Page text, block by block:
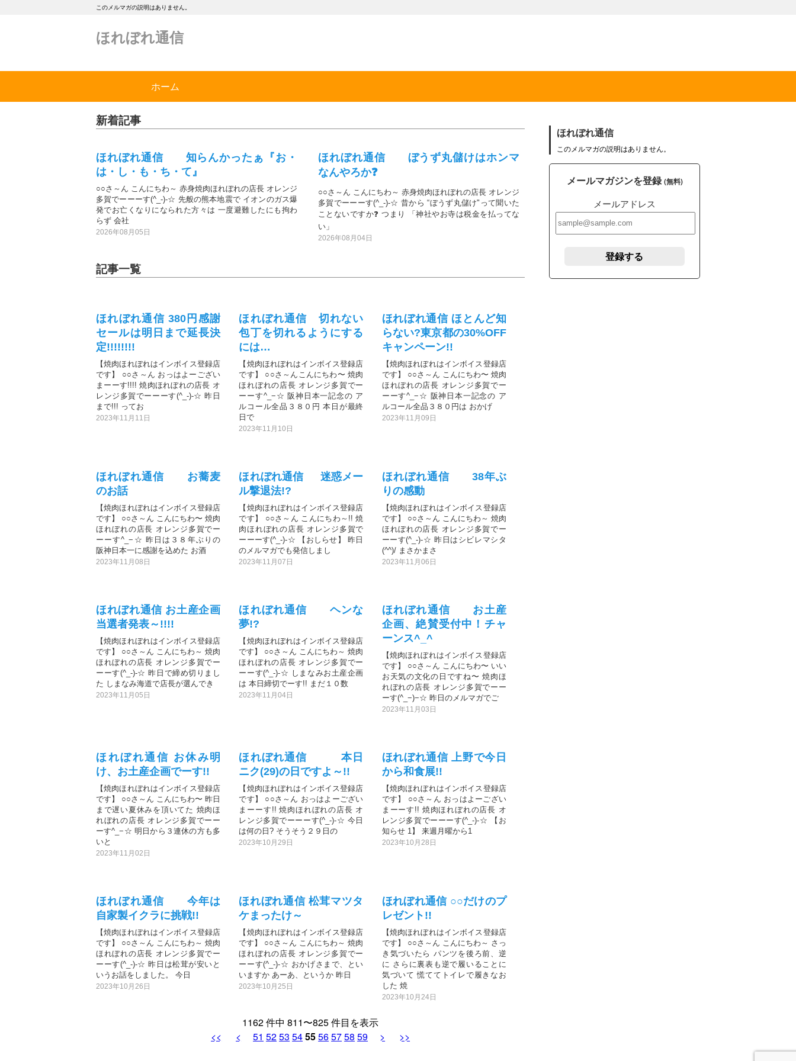
このメルマガの説明はありません。
ほれぼれ通信
ホーム
新着記事
ほれぼれ通信 知らんかったぁ『お・
は・し・も・ち・て』
○○さ～ん こんにちわ～ 赤身焼肉ほれぼれの店長 オレンジ
多賀でーーーす(^_-)-☆ 先般の熊本地震で イオンのガス爆
発でお亡くなりになられた方々は 一度避難したにも拘わ
らず 会社
2026年08月05日
ほれぼれ通信 ぼうず丸儲けはホンマ
なんやろか❓
○○さ～ん こんにちわ～ 赤身焼肉ほれぼれの店長 オレンジ
多賀でーーーす(^_-)-☆ 昔から “ぼうず丸儲け"って聞いた
ことないですか❓ つまり 「神社やお寺は税金を払ってな
い」
2026年08月04日
記事一覧
ほれぼれ通信 380円感謝
セールは明日まで延長決
定!!!!!!!!
【焼肉ほれぼれはインボイス登録店
です】 ○○さ～ん おっはよーござい
まーーす!!!! 焼肉ほれぼれの店長 オ
レンジ多賀でーーーす(^_-)-☆ 昨日
まで!!! ってお
2023年11月11日
ほれぼれ通信 切れない
包丁を切れるようにする
には…
【焼肉ほれぼれはインボイス登録店
です】 ○○さ～んこんにちわ〜 焼肉
ほれぼれの店長 オレンジ多賀でー
ーーす^_−☆ 阪神日本一記念の ア
ルコール全品３８０円 本日が最終
日で
2023年11月10日
ほれぼれ通信 ほとんど知
らない?東京都の30%OFF
キャンペーン!!
【焼肉ほれぼれはインボイス登録店
です】 ○○さ～ん こんにちわ〜 焼肉
ほれぼれの店長 オレンジ多賀でー
ーーす^_−☆ 阪神日本一記念の ア
ルコール全品３８０円は おかげ
2023年11月09日
ほれぼれ通信 お蕎麦
のお話
【焼肉ほれぼれはインボイス登録店
です】 ○○さ～ん こんにちわ〜 焼肉
ほれぼれの店長 オレンジ多賀でー
ーーす^_−☆ 昨日は３８年ぶりの
阪神日本一に感謝を込めた お酒
2023年11月08日
ほれぼれ通信 迷惑メー
ル撃退法!?
【焼肉ほれぼれはインボイス登録店
です】 ○○さ～ん こんにちわ～!! 焼
肉ほれぼれの店長 オレンジ多賀で
ーーーす(^_-)-☆ 【おしらせ】 昨日
のメルマガでも発信しまし
2023年11月07日
ほれぼれ通信 38年ぶ
りの感動
【焼肉ほれぼれはインボイス登録店
です】 ○○さ～ん こんにちわ～ 焼肉
ほれぼれの店長 オレンジ多賀でー
ーーす(^_-)-☆ 昨日はシビレマシタ
(^^)/ まさかまさ
2023年11月06日
ほれぼれ通信 お土産企画
当選者発表～!!!!
【焼肉ほれぼれはインボイス登録店
です】 ○○さ～ん こんにちわ～ 焼肉
ほれぼれの店長 オレンジ多賀でー
ーーす(^_-)-☆ 昨日で締め切りまし
た しまなみ海道で店長が選んでき
2023年11月05日
ほれぼれ通信 ヘンな
夢!?
【焼肉ほれぼれはインボイス登録店
です】 ○○さ～ん こんにちわ～ 焼肉
ほれぼれの店長 オレンジ多賀でー
ーーす(^_-)-☆ しまなみお土産企画
は 本日締切でーす!! まだ１０数
2023年11月04日
ほれぼれ通信 お土産
企画、絶賛受付中！チャ
ーンス^_^
【焼肉ほれぼれはインボイス登録店
です】 ○○さ～ん こんにちわ〜 いい
お天気の文化の日ですね〜 焼肉ほ
れぼれの店長 オレンジ多賀でーー
ーす(^_−)−☆ 昨日のメルマガでご
2023年11月03日
ほれぼれ通信 お休み明
け、お土産企画でーす!!
【焼肉ほれぼれはインボイス登録店
です】 ○○さ～ん こんにちわ〜 昨日
まで遅い夏休みを頂いてた 焼肉ほ
れぼれの店長 オレンジ多賀でーー
ーす^_−☆ 明日から３連休の方も多
いと
2023年11月02日
ほれぼれ通信 本日
ニク(29)の日ですよ～!!
【焼肉ほれぼれはインボイス登録店
です】 ○○さ～ん おっはよーござい
まーーす!! 焼肉ほれぼれの店長 オ
レンジ多賀でーーーす(^_-)-☆ 今日
は何の日? そうそう２９日の
2023年10月29日
ほれぼれ通信 上野で今日
から和食展!!
【焼肉ほれぼれはインボイス登録店
です】 ○○さ～ん おっはよーござい
まーーす!! 焼肉ほれぼれの店長 オ
レンジ多賀でーーーす(^_-)-☆ 【お
知らせ 1】 来週月曜から1
2023年10月28日
ほれぼれ通信 今年は
自家製イクラに挑戦!!
【焼肉ほれぼれはインボイス登録店
です】 ○○さ～ん こんにちわ～ 焼肉
ほれぼれの店長 オレンジ多賀でー
ーーす(^_-)-☆ 昨日は松茸が安いと
いうお話をしました。 今日
2023年10月26日
ほれぼれ通信 松茸マツタ
ケまったけ～
【焼肉ほれぼれはインボイス登録店
です】 ○○さ～ん こんにちわ～ 焼肉
ほれぼれの店長 オレンジ多賀でー
ーーす(^_-)-☆ おかげさまで、とい
いますか あーあ、というか 昨日
2023年10月25日
ほれぼれ通信 ○○だけのプ
レゼント!!
【焼肉ほれぼれはインボイス登録店
です】 ○○さ～ん こんにちわ～ さっ
き気づいたら パンツを後ろ前、逆
に さらに裏表も逆で履いることに
気づいて 慌ててトイレで履きなお
した 焼
2023年10月24日
1162 件中 811〜825 件目を表示
<<
< 51 5253 5455565758 59 > >>
ほれぼれ通信
このメルマガの説明はありません。
メールマガジンを登録(無料)
メールアドレス
登録する